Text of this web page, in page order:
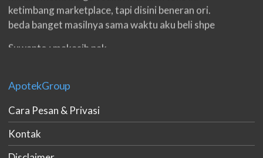
ketimbang marketplace, tapi disini beneran ori.
beda banget masilnya sama waktu aku beli shpe
Suwanto : makasih pak.
double. beneran sama sekali tidak ada nama
eko padang : ko brang udh sampek, kan bru 2 hri
gan. cpet bgt
ApotekGroup
Cara Pesan & Privasi
Kontak